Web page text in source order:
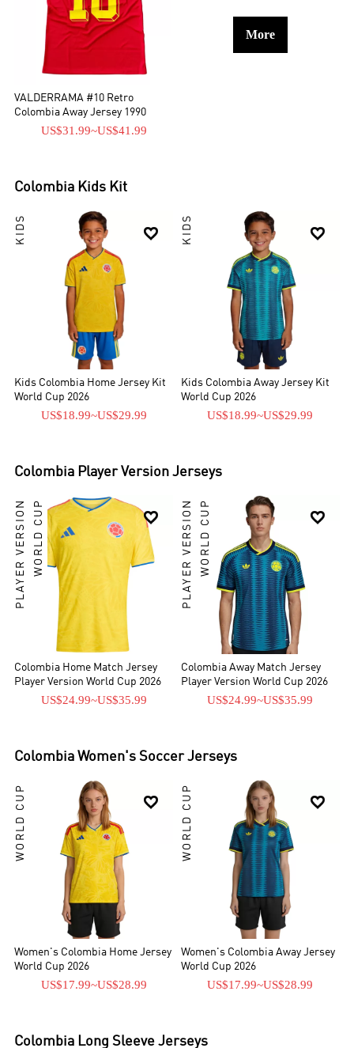
VALDERRAMA #10 Retro
Colombia Away Jersey 1990
US$31.99~US$41.99
More
Colombia Kids Kit

KIDS
Kids Colombia Home Jersey Kit
World Cup 2026
US$18.99~US$29.99

KIDS
Kids Colombia Away Jersey Kit
World Cup 2026
US$18.99~US$29.99
Colombia Player Version Jerseys

PLAYER VERSIONWORLD CUP
Colombia Home Match Jersey
Player Version World Cup 2026
US$24.99~US$35.99

PLAYER VERSIONWORLD CUP
Colombia Away Match Jersey
Player Version World Cup 2026
US$24.99~US$35.99
Colombia Women's Soccer Jerseys

WORLD CUP
Women's Colombia Home Jersey
World Cup 2026
US$17.99~US$28.99

WORLD CUP
Women's Colombia Away Jersey
World Cup 2026
US$17.99~US$28.99
Colombia Long Sleeve Jerseys